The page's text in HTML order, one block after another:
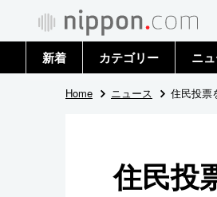
新着 カテゴリー
政治・外交
国際
ニ
ト
Home ニュース 住民投票
住民投